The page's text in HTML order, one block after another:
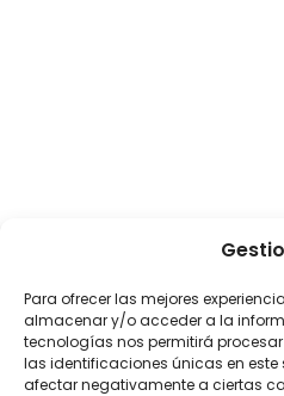
Para ofrecer las mejores
almacenar y/o acceder a la
tecnologías nos permitirá
las identificaciones únicas en este
afectar negativamente a ciertas